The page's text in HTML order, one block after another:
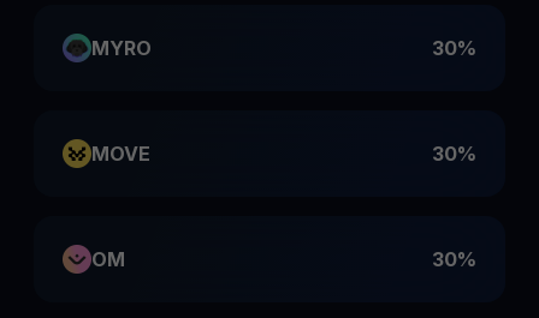
MYRO 30%
MOVE 30%
OM 30%